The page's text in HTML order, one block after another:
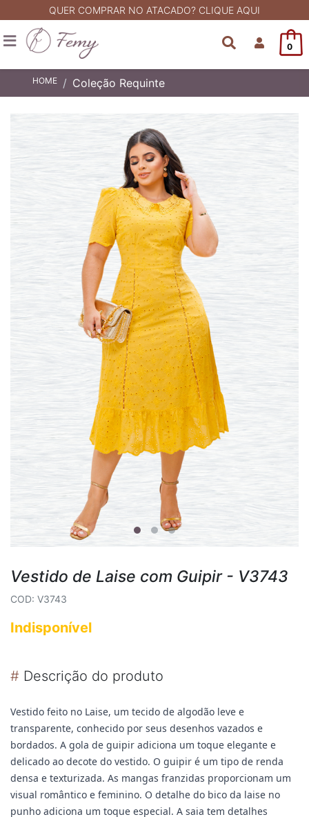
QUER COMPRAR NO ATACADO? CLIQUE AQUI
0
HOME Coleção Requinte
Vestido de Laise com Guipir - V3743
COD: V3743
Indisponível
# Descrição do produto
Vestido feito no Laise, um tecido de algodão leve e
transparente, conhecido por seus desenhos vazados e
bordados. A gola de guipir adiciona um toque elegante e
delicado ao decote do vestido. O guipir é um tipo de renda
densa e texturizada. As mangas franzidas proporcionam um
visual romântico e feminino. O detalhe do bico da laise no
punho adiciona um toque especial. A saia tem detalhes